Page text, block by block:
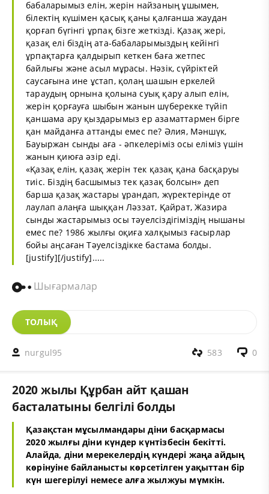
бабаларымыз елін, жерін найзаның ұшымен,
білектің күшімен қасық қаны қалғанша жаудан
қорғап бүгінгі ұрпақ бізге жеткізді. Қазақ жері,
қазақ елі біздің ата-бабаларымыздың кейінгі
ұрпақтарға қалдырып кеткен баға жетпес
байлығы және асыл мұрасы. Нәзік, сүйріктей
саусағына ине ұстап, қолаң шашын еркелей
тараудың орнына қолына суық қару алып елін,
жерін қорғауға шыбын жанын шүберекке түйіп
қаншама ару қыздарымыз ер азаматтармен бірге
қан майданға аттанды емес пе? Әлия, Мәншүк,
Бауыржан сынды аға - әпкелеріміз осы еліміз үшін
жанын қиюға әзір еді.
«Қазақ елін, қазақ жерін тек қазақ қана басқаруы
тиіс. Біздің басшымыз тек қазақ болсын» деп
барша қазақ жастары ұрандап, жүректерінде от
лаулап алаңға шыққан Ләззат, Қайрат, Жазира
сынды жастарымыз осы тәуелсіздігіміздің нышаны
емес пе? 1986 жылғы оқиға халқымыз ғасырлар
бойы аңсаған Тәуелсіздікке бастама болды.
[justify][/justify].....
Шығармалар
ТОЛЫҚ
nurgul95 0
583
2020 жылы Құрбан айт қашан
басталатыны белгілі болды
Қазақстан мұсылмандары діни басқармасы
2020 жылғы діни күндер күнтізбесін бекітті.
Алайда, діни мерекелердің күндері жаңа айдың
көрінуіне байланысты көрсетілген уақыттан бір
күн шегерілуі немесе алға жылжуы мүмкін.